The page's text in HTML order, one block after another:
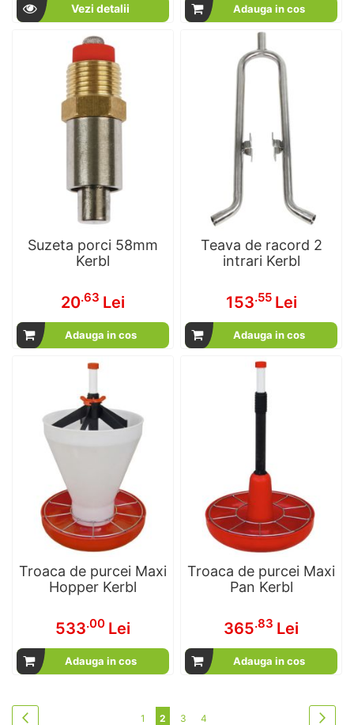
Vezi detalii Adauga in cos
Suzeta porci 58mm
Kerbl
20.63 Lei
Adauga in cos
Teava de racord 2
intrari Kerbl
153.55 Lei
Adauga in cos
Troaca de purcei Maxi
Hopper Kerbl
533.00 Lei
Adauga in cos
Troaca de purcei Maxi
Pan Kerbl
365.83 Lei
Adauga in cos
Pagina Pagina
1
in acest moment cititi pagina
2 3 4